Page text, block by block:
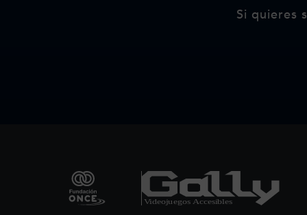
Redes sociales de
Si quieres